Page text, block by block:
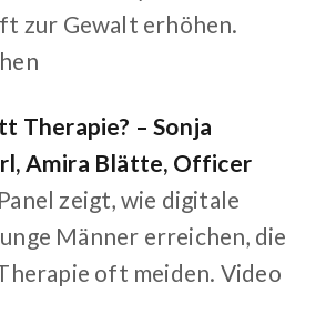
zur Gewalt erhöhen.
Therapie? – Sonja
Amira Blätte, Officer
zeigt, wie digitale
Männer erreichen, die
oft meiden. Video